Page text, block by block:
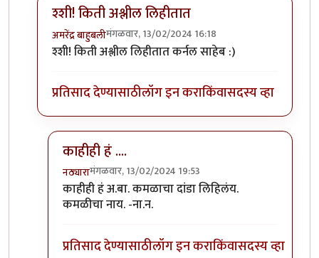
श्शी! किती अश्लील लिहीतात
अमरेंद्र बाहुबलीमंगळवार, 13/02/2024 16:18
In reply toचारोळी आमची बी....byकर्नलतपस्वी
श्शी! किती अश्लील लिहीतात कर्नल साहेब :)
प्रतिसाद देण्यासाठीलॉग इन कराकिंवासदस्य व्हा
काहीही हं ....
नठ्यारामंगळवार, 13/02/2024 19:53
In reply toश्शी! किती अश्लील लिहीतातby
काहीही हं अ.बा. कमळाचा दांडा लिहिलंय.
कमळीचा नाय. -ना.न.
प्रतिसाद देण्यासाठीलॉग इन कराकिंवासदस्य व्हा